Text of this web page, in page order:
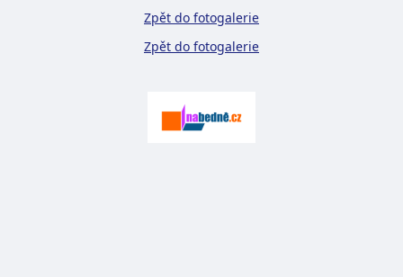
Zpět do fotogalerie
Zpět do fotogalerie